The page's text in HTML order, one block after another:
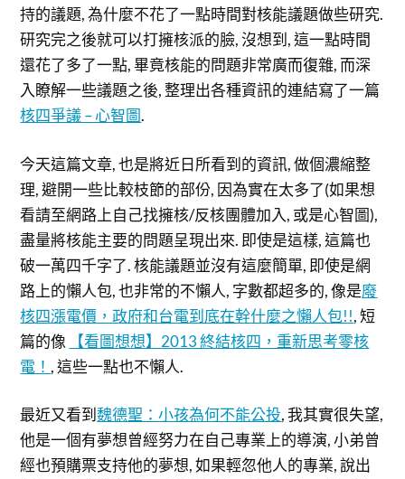
持的議題, 為什麼不花了一點時間對核能議題做些研究.
研究完之後就可以打擁核派的臉, 沒想到, 這一點時間
還花了多了一點, 畢竟核能的問題非常廣而復雜, 而深
入瞭解一些議題之後, 整理出各種資訊的連結寫了一篇
核四爭議 – 心智圖.
今天這篇文章, 也是將近日所看到的資訊, 做個濃縮整
理, 避開一些比較枝節的部份, 因為實在太多了(如果想
看請至網路上自己找擁核/反核團體加入, 或是心智圖),
盡量將核能主要的問題呈現出來. 即使是這樣, 這篇也
破一萬四千字了. 核能議題並沒有這麼簡單, 即使是網
路上的懶人包, 也非常的不懶人, 字數都超多的, 像是廢
核四漲電價，政府和台電到底在幹什麼之懶人包!!, 短
篇的像
【看圖想想】2013 終結核四，重新思考零核
電！ , 這些一點也不懶人.
最近又看到魏德聖：小孩為何不能公投, 我其實很失望,
他是一個有夢想曾經努力在自己專業上的導演, 小弟曾
經也預購票支持他的夢想, 如果輕忽他人的專業, 說出